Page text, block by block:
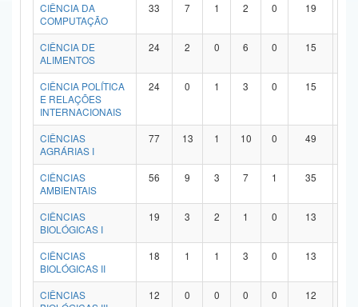
Banco Central do Brasil
CIÊNCIA DA
COMPUTAÇÃO
33 7 1 2 0 19
CIÊNCIA DE
ALIMENTOS
24 2 0 6 0 15
CIÊNCIA POLÍTICA
E RELAÇÕES
INTERNACIONAIS
24 0 1 3 0 15
CIÊNCIAS
AGRÁRIAS I
77 13 1 10 0 49
CIÊNCIAS
AMBIENTAIS
56 9 3 7 1 35
CIÊNCIAS
BIOLÓGICAS I
19 3 2 1 0 13
CIÊNCIAS
BIOLÓGICAS II
18 1 1 3 0 13
CIÊNCIAS
12 0 0 0 0 12